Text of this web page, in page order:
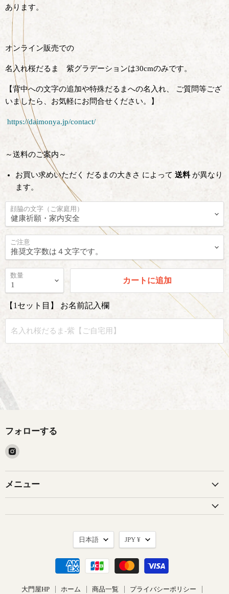
あります。
オンライン販売での
名入れ桜だるま 紫グラデーションは30cmのみです。
【背中への文字の追加や特殊だるまへの名入れ、 ご質問等ござ
いましたら、お気軽にお問合せください。】
https://daimonya.jp/contact/
～送料のご案内～
お買い求めいただく だるまの大きさ によって 送料 が異なり
ます。
顔脇の文字（ご家庭用）
ご注意
数量 カートに追加
【1セット目】 お名前記入欄
フォローする
Instagram
見
つ
く
メニュー
大門屋HP ホーム 商品一覧 プライバシーポリシー
言
語
日本語
通
貨
JPY ¥